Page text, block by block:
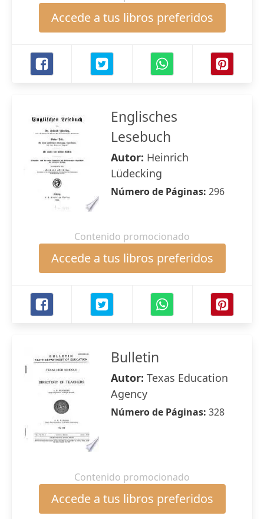
Accede a tus libros preferidos
Englisches
Lesebuch
Autor: Heinrich
Lüdecking
Número de Páginas: 296
Contenido promocionado
Accede a tus libros preferidos
Bulletin
Autor: Texas Education
Agency
Número de Páginas: 328
Contenido promocionado
Accede a tus libros preferidos